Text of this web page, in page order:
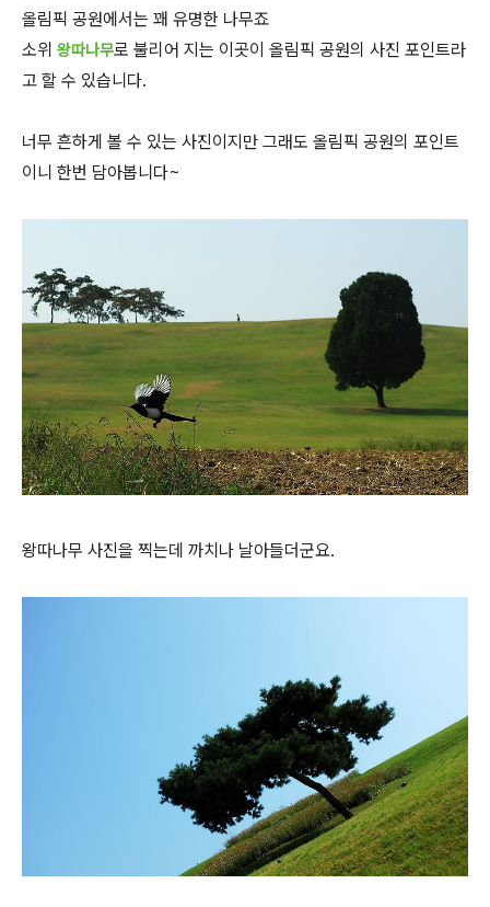
올림픽 공원에서는 꽤 유명한 나무죠
소위 왕따나무로 불리어 지는 이곳이 올림픽 공원의 사진 포인트라
고 할 수 있습니다.
너무 흔하게 볼 수 있는 사진이지만 그래도 올림픽 공원의 포인트
이니 한번 담아봅니다~
왕따나무 사진을 찍는데 까치나 날아들더군요.